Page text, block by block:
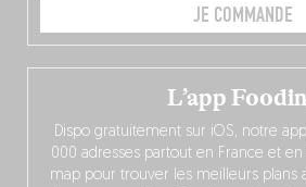
JE COMMANDE
L’app
Dispo gratuitement sur iOS, notre
000 adresses partout en France et
map pour trouver les meilleurs plans